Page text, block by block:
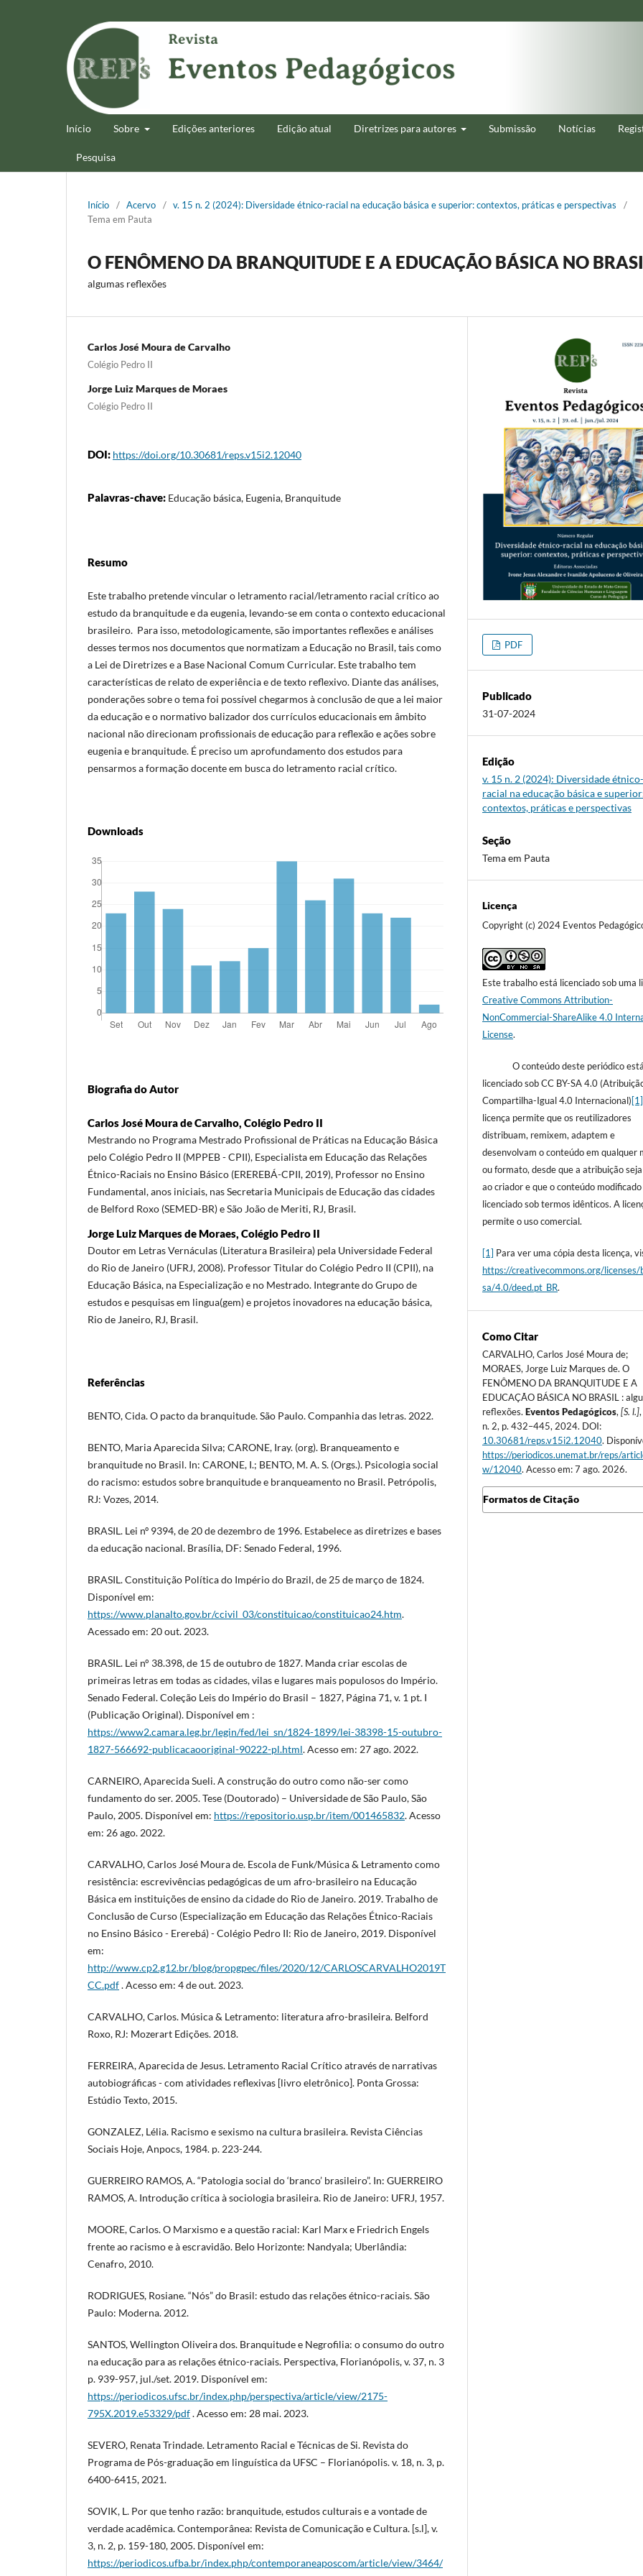
Início Sobre Edições anteriores Edição atual Diretrizes para autores Submissão Notícias
Pesquisa
Início / Acervo / v. 15 n. 2 (2024): Diversidade étnico-racial na educação básica e superior: contextos, práticas e perspectivas
/
Tema em Pauta
O FENÔMENO DA BRANQUITUDE E A EDUCAÇÃO BÁSICA NO
algumas reflexões
Carlos José Moura de Carvalho
Colégio Pedro II
Jorge Luiz Marques de Moraes
Colégio Pedro II
DOI: https://doi.org/10.30681/reps.v15i2.12040
Palavras-chave: Educação básica, Eugenia, Branquitude
Resumo
Este trabalho pretende vincular o letramento racial/letramento racial crítico ao
estudo da branquitude e da eugenia, levando-se em conta o contexto educacional
brasileiro. Para isso, metodologicamente, são importantes reflexões e análises
desses termos nos documentos que normatizam a Educação no Brasil, tais como
a Lei de Diretrizes e a Base Nacional Comum Curricular. Este trabalho tem
características de relato de experiência e de texto reflexivo. Diante das análises,
ponderações sobre o tema foi possível chegarmos à conclusão de que a lei maior
da educação e o normativo balizador dos currículos educacionais em âmbito
nacional não direcionam profissionais de educação para reflexão e ações sobre
eugenia e branquitude. É preciso um aprofundamento dos estudos para
pensarmos a formação docente em busca do letramento racial crítico.
Downloads
Biografia do Autor
Carlos José Moura de Carvalho, Colégio Pedro II
Mestrando no Programa Mestrado Profissional de Práticas na Educação Básica
pelo Colégio Pedro II (MPPEB - CPII), Especialista em Educação das Relações
Étnico-Raciais no Ensino Básico (EREREBÁ-CPII, 2019), Professor no Ensino
Fundamental, anos iniciais, nas Secretaria Municipais de Educação das cidades
de Belford Roxo (SEMED-BR) e São João de Meriti, RJ, Brasil.
Jorge Luiz Marques de Moraes, Colégio Pedro II
Doutor em Letras Vernáculas (Literatura Brasileira) pela Universidade Federal
do Rio de Janeiro (UFRJ, 2008). Professor Titular do Colégio Pedro II (CPII), na
Educação Básica, na Especialização e no Mestrado. Integrante do Grupo de
estudos e pesquisas em lingua(gem) e projetos inovadores na educação básica,
Rio de Janeiro, RJ, Brasil.
Referências
BENTO, Cida. O pacto da branquitude. São Paulo. Companhia das letras. 2022.
BENTO, Maria Aparecida Silva; CARONE, Iray. (org). Branqueamento e
branquitude no Brasil. In: CARONE, I.; BENTO, M. A. S. (Orgs.). Psicologia social
do racismo: estudos sobre branquitude e branqueamento no Brasil. Petrópolis,
RJ: Vozes, 2014.
BRASIL. Lei nº 9394, de 20 de dezembro de 1996. Estabelece as diretrizes e bases
da educação nacional. Brasília, DF: Senado Federal, 1996.
BRASIL. Constituição Política do Império do Brazil, de 25 de março de 1824.
Disponível em:
https://www.planalto.gov.br/ccivil_03/constituicao/constituicao24.htm.
Acessado em: 20 out. 2023.
BRASIL. Lei n° 38.398, de 15 de outubro de 1827. Manda criar escolas de
primeiras letras em todas as cidades, vilas e lugares mais populosos do Império.
Senado Federal. Coleção Leis do Império do Brasil – 1827, Página 71, v. 1 pt. I
(Publicação Original). Disponível em :
https://www2.camara.leg.br/legin/fed/lei_sn/1824-1899/lei-38398-15-outubro-
1827-566692-publicacaooriginal-90222-pl.html. Acesso em: 27 ago. 2022.
CARNEIRO, Aparecida Sueli. A construção do outro como não-ser como
fundamento do ser. 2005. Tese (Doutorado) – Universidade de São Paulo, São
Paulo, 2005. Disponível em: https://repositorio.usp.br/item/001465832. Acesso
em: 26 ago. 2022.
CARVALHO, Carlos José Moura de. Escola de Funk/Música & Letramento como
resistência: escrevivências pedagógicas de um afro-brasileiro na Educação
Básica em instituições de ensino da cidade do Rio de Janeiro. 2019. Trabalho de
Conclusão de Curso (Especialização em Educação das Relações Étnico-Raciais
no Ensino Básico - Ererebá) - Colégio Pedro II: Rio de Janeiro, 2019. Disponível
em:
http://www.cp2.g12.br/blog/propgpec/files/2020/12/CARLOSCARVALHO2019T
CC.pdf. Acesso em: 4 de out. 2023.
CARVALHO, Carlos. Música & Letramento: literatura afro-brasileira. Belford
Roxo, RJ: Mozerart Edições. 2018.
FERREIRA, Aparecida de Jesus. Letramento Racial Crítico através de narrativas
autobiográficas - com atividades reflexivas [livro eletrônico]. Ponta Grossa:
Estúdio Texto, 2015.
GONZALEZ, Lélia. Racismo e sexismo na cultura brasileira. Revista Ciências
Sociais Hoje, Anpocs, 1984. p. 223-244.
GUERREIRO RAMOS, A. “Patologia social do ‘branco’ brasileiro”. In: GUERREIRO
RAMOS, A. Introdução crítica à sociologia brasileira. Rio de Janeiro: UFRJ, 1957.
MOORE, Carlos. O Marxismo e a questão racial: Karl Marx e Friedrich Engels
frente ao racismo e à escravidão. Belo Horizonte: Nandyala; Uberlândia:
Cenafro, 2010.
RODRIGUES, Rosiane. “Nós” do Brasil: estudo das relações étnico-raciais. São
Paulo: Moderna. 2012.
SANTOS, Wellington Oliveira dos. Branquitude e Negrofilia: o consumo do outro
na educação para as relações étnico-raciais. Perspectiva, Florianópolis, v. 37, n. 3
p. 939-957, jul./set. 2019. Disponível em:
https://periodicos.ufsc.br/index.php/perspectiva/article/view/2175-
795X.2019.e53329/pdf. Acesso em: 28 mai. 2023.
SEVERO, Renata Trindade. Letramento Racial e Técnicas de Si. Revista do
Programa de Pós-graduação em linguística da UFSC – Florianópolis. v. 18, n. 3, p.
6400-6415, 2021.
SOVIK, L. Por que tenho razão: branquitude, estudos culturais e a vontade de
verdade acadêmica. Contemporânea: Revista de Comunicação e Cultura. [s.l], v.
3, n. 2, p. 159-180, 2005. Disponível em:
https://periodicos.ufba.br/index.php/contemporaneaposcom/article/view/3464/
PDF
Publicado
31-07-2024
Edição
v. 15 n. 2 (2024): Diversidade étnico-
racial na educação básica e
contextos, práticas e perspectivas
Seção
Tema em Pauta
Licença
Copyright (c) 2024 Eventos
Este trabalho está licenciado sob uma
Creative Commons Attribution-
NonCommercial-ShareAlike 4.0
License.
O conteúdo deste periódico está
licenciado sob CC BY-SA 4.0
Compartilha-Igual 4.0 Internacional)[1]
licença permite que os reutilizadores
distribuam, remixem, adaptem e
desenvolvam o conteúdo em qualquer
ou formato, desde que a atribuição
ao criador e que o conteúdo modificado
licenciado sob termos idênticos. A
permite o uso comercial.
[1] Para ver uma cópia desta licença,
https://creativecommons.org/licenses/
sa/4.0/deed.pt_BR.
Como Citar
CARVALHO, Carlos José Moura de;
MORAES, Jorge Luiz Marques de. O
FENÔMENO DA BRANQUITUDE E A
EDUCAÇÃO BÁSICA NO BRASIL :
reflexões.Eventos Pedagógicos,[S. l.]
n. 2, p. 432–445, 2024. DOI:
10.30681/reps.v15i2.12040.
https://periodicos.unemat.br/reps/
w/12040. Acesso em: 7 ago. 2026.
Formatos de Citação